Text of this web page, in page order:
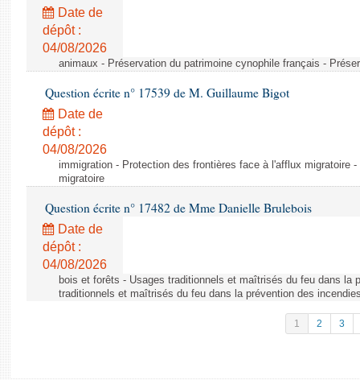
Date de
dépôt :
04/08/2026
animaux - Préservation du patrimoine cynophile français -
Question écrite n° 17539 de M. Guillaume Bigot
Date de
dépôt :
04/08/2026
immigration - Protection des frontières face à l'afflux migratoire
migratoire
Question écrite n° 17482 de Mme Danielle Brulebois
Date de
dépôt :
04/08/2026
bois et forêts - Usages traditionnels et maîtrisés du feu dans la
traditionnels et maîtrisés du feu dans la prévention des
1 2 3